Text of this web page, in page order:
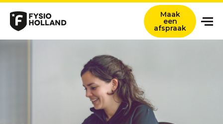
Nieuws en ervaringsverhalen
Maak
een
afspraak